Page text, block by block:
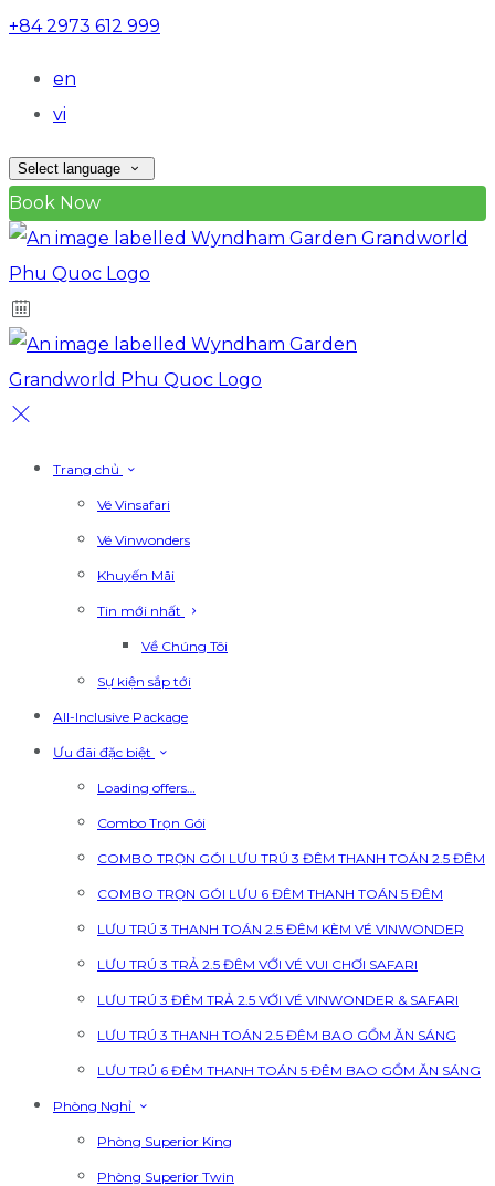
+84 2973 612 999
en
vi
Select language
Book Now
Trang chủ
Vé Vinsafari
Vé Vinwonders
Khuyến Mãi
Tin mới nhất
Về Chúng Tôi
Sự kiện sắp tới
All-Inclusive Package
Ưu đãi đặc biệt
Loading offers…
Combo Trọn Gói
COMBO TRỌN GÓI LƯU TRÚ 3 ĐÊM THANH TOÁN 2.5 ĐÊM
COMBO TRỌN GÓI LƯU 6 ĐÊM THANH TOÁN 5 ĐÊM
LƯU TRÚ 3 THANH TOÁN 2.5 ĐÊM KÈM VÉ VINWONDER
LƯU TRÚ 3 TRẢ 2.5 ĐÊM VỚI VÉ VUI CHƠI SAFARI
LƯU TRÚ 3 ĐÊM TRẢ 2.5 VỚI VÉ VINWONDER & SAFARI
LƯU TRÚ 3 THANH TOÁN 2.5 ĐÊM BAO GỒM ĂN SÁNG
LƯU TRÚ 6 ĐÊM THANH TOÁN 5 ĐÊM BAO GỒM ĂN SÁNG
Phòng Nghỉ
Phòng Superior King
Phòng Superior Twin